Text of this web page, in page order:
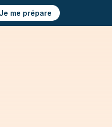
Je me prépare